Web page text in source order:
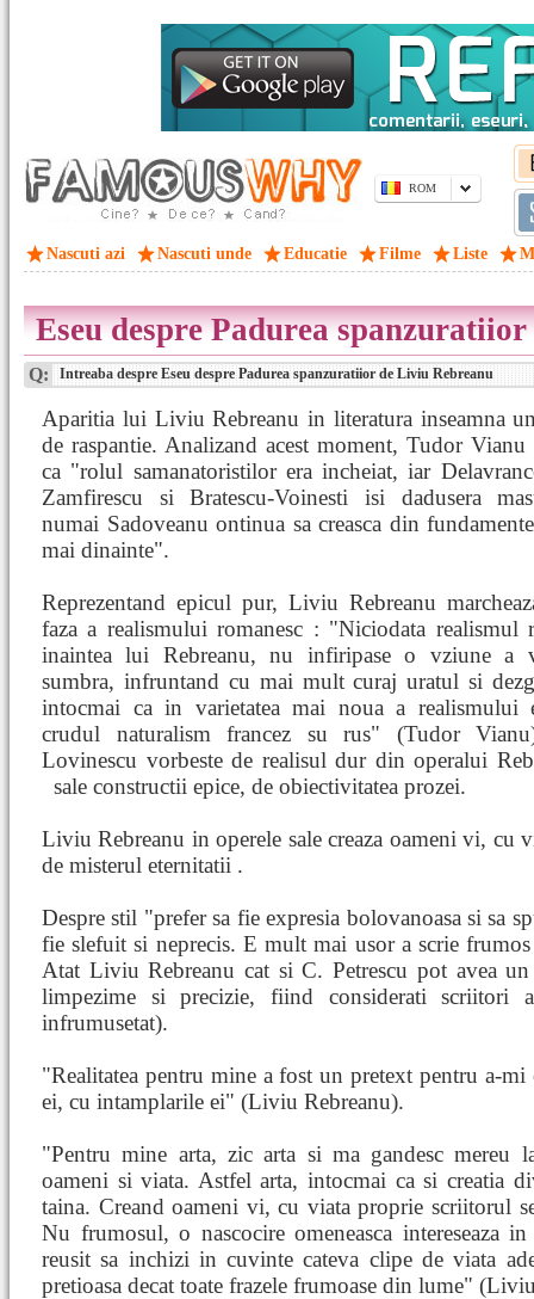
ROM
Nascuti azi Nascuti unde Educatie Filme Liste
Eseu despre Padurea
Q: Intreaba despre Eseu despre Padurea spanzuratiior de Liviu Rebreanu
Aparitia lui Liviu Rebreanu in literatura inseamna
de raspantie. Analizand acest moment, Tudor Vianu
ca "rolul samanatoristilor era incheiat, iar
Zamfirescu si Bratescu-Voinesti isi dadusera
numai Sadoveanu ontinua sa creasca din
mai dinainte".
Reprezentand epicul pur, Liviu Rebreanu
faza a realismului romanesc : "Niciodata realismul
inaintea lui Rebreanu, nu infiripase o vziune a
sumbra, infruntand cu mai mult curaj uratul si
intocmai ca in varietatea mai noua a realismului
crudul naturalism francez su rus" (Tudor
Lovinescu vorbeste de realisul dur din operalui
sale constructii epice, de obiectivitatea prozei.
Liviu Rebreanu in operele sale creaza oameni vi, cu
de misterul eternitatii .
Despre stil "prefer sa fie expresia bolovanoasa si sa
fie slefuit si neprecis. E mult mai usor a scrie
Atat Liviu Rebreanu cat si C. Petrescu pot avea
limpezime si precizie, fiind considerati scriitori
infrumusetat).
"Realitatea pentru mine a fost un pretext pentru a-
ei, cu intamplarile ei" (Liviu Rebreanu).
"Pentru mine arta, zic arta si ma gandesc mereu
oameni si viata. Astfel arta, intocmai ca si creatia
taina. Creand oameni vi, cu viata proprie scriitorul
Nu frumosul, o nascocire omeneasca intereseaza
reusit sa inchizi in cuvinte cateva clipe de viata
pretioasa decat toate frazele frumoase din lume"